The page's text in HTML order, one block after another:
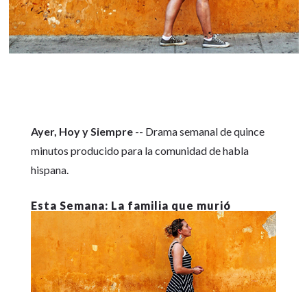
Ayer, Hoy y Siempre-- Drama semanal de quince
minutos producido para la comunidad de habla
hispana.
La familia que murió